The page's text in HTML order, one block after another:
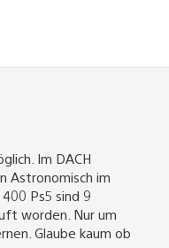
Im DACH
Astronomisch im
Ps5 sind 9
worden. Nur um
Glaube kaum ob